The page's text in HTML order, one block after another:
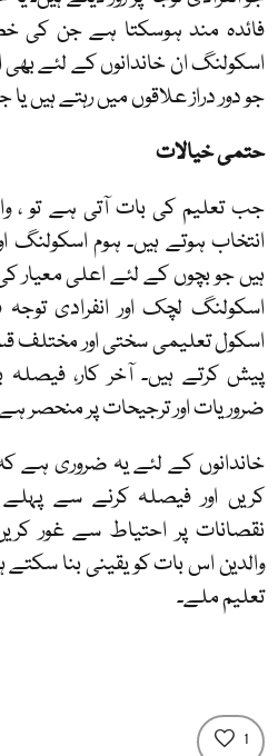
فائدہ مند ہوسکتا ہے جن کی
اسکولنگ ان خاندانوں کے لئے
جو دور دراز علاقوں میں رہتے ہیں یا
حتمی خیالات
جب تعلیم کی بات آتی ہے تو ،
انتخاب ہوتے ہیں۔ ہوم اسکولنگ
ہیں جو بچوں کے لئے اعلی معیار
اسکولنگ لچک اور انفرادی
اسکول تعلیمی سختی اور مختلف
پیش کرتے ہیں۔ آخر کار،
ضروریات اور ترجیحات پر منحصر
خاندانوں کے لئے یہ ضروری ہے کہ
کریں اور فیصلہ کرنے سے پہلے
نقصانات پر احتیاط سے غور
والدین اس بات کو یقینی بنا
تعلیم ملے۔
1